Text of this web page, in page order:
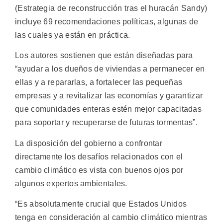
(Estrategia de reconstrucción tras el huracán Sandy)
incluye 69 recomendaciones políticas, algunas de
las cuales ya están en práctica.
Los autores sostienen que están diseñadas para
“ayudar a los dueños de viviendas a permanecer en
ellas y a repararlas, a fortalecer las pequeñas
empresas y a revitalizar las economías y garantizar
que comunidades enteras estén mejor capacitadas
para soportar y recuperarse de futuras tormentas”.
La disposición del gobierno a confrontar
directamente los desafíos relacionados con el
cambio climático es vista con buenos ojos por
algunos expertos ambientales.
“Es absolutamente crucial que Estados Unidos
tenga en consideración al cambio climático mientras